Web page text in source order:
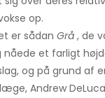
op.
er sådan Grå , de
nåede et farligt
og på grund af
Andrew